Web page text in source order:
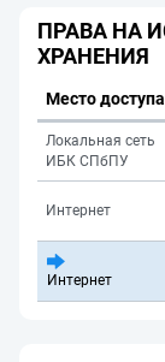
ПРАВА НА
ХРАНЕНИЯ
Место доступа
Локальная сеть
ИБК СПбПУ
Интернет
Интернет